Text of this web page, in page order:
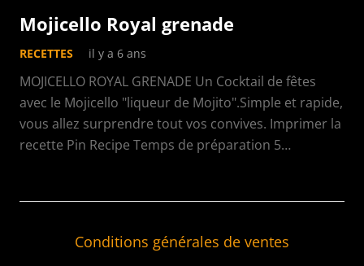
Mojicello Royal grenade
RECETTES il y a 6 ans
MOJICELLO ROYAL GRENADE Un Cocktail de fêtes
avec le Mojicello "liqueur de Mojito".Simple et rapide,
vous allez surprendre tout vos convives. Imprimer la
recette Pin Recipe Temps de préparation 5…
Conditions générales de ventes